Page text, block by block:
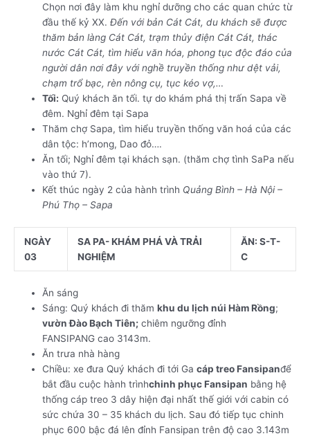
Chọn nơi đây làm khu nghỉ dưỡng cho các quan chức từ
đầu thế kỷ XX.Đến với bản Cát Cát, du khách sẽ được
thăm bản làng Cát Cát, trạm thủy điện Cát Cát, thác
nước Cát Cát, tìm hiểu văn hóa, phong tục độc đáo của
người dân nơi đây với nghề truyền thống như dệt vải,
chạm trổ bạc, rèn nông cụ, tục kéo vợ,…
Tối: Quý khách ăn tối. tự do khám phá thị trấn Sapa về
đêm. Nghỉ đêm tại Sapa
Thăm chợ Sapa, tìm hiểu truyền thống văn hoá của các
dân tộc: h’mong, Dao đỏ….
Ăn tối; Nghỉ đêm tại khách sạn. (thăm chợ tình SaPa nếu
vào thứ 7).
Kết thúc ngày 2 của hành trình Quảng Bình – Hà Nội –
Phú Thọ – Sapa
NGÀY
03
SA PA- KHÁM PHÁ VÀ TRẢI
NGHIỆM
ĂN: S-T-
C
Ăn sáng
Sáng: Quý khách đi thămkhu du lịch núi Hàm Rồng;
vườn Đào Bạch Tiên; chiêm ngưỡng đỉnh
FANSIPANG cao 3143m.
Ăn trưa nhà hàng
Chiều: xe đưa Quý khách đi tới Gacáp treo Fansipanđể
bắt đầu cuộc hành trìnhchinh phục Fansipan bằng hệ
thống cáp treo 3 dây hiện đại nhất thế giới với cabin có
sức chứa 30 – 35 khách du lịch. Sau đó tiếp tục chinh
phục 600 bậc đá lên đỉnh Fansipan trên độ cao 3.143m